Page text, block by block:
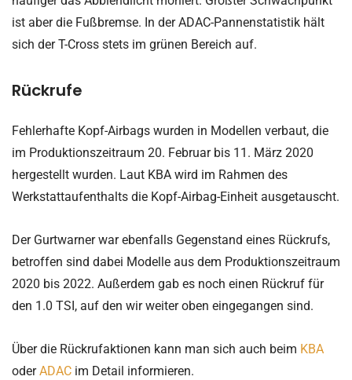
ist aber die Fußbremse. In der ADAC-Pannenstatistik hält
sich der T-Cross stets im grünen Bereich auf.
Rückrufe
Fehlerhafte Kopf-Airbags wurden in Modellen verbaut, die
im Produktionszeitraum 20. Februar bis 11. März 2020
hergestellt wurden. Laut KBA wird im Rahmen des
Werkstattaufenthalts die Kopf-Airbag-Einheit ausgetauscht.
Der Gurtwarner war ebenfalls Gegenstand eines Rückrufs,
betroffen sind dabei Modelle aus dem Produktionszeitraum
2020 bis 2022. Außerdem gab es noch einen Rückruf für
den 1.0 TSI, auf den wir weiter oben eingegangen sind.
Über die Rückrufaktionen kann man sich auch beim KBA
oderADAC im Detail informieren.